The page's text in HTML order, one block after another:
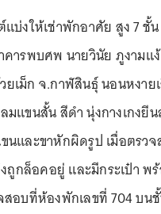
บ่งให้เช่าพักอาศัย สูง 7 ชั้
ารพบศพ นายวินัย ภูงามแ
ยเม็ก จ.กาฬสินธุ์ นอนหงา
แขนสั้น สีดำ นุ่งกางเกงยีน
และขาหักผิดรูป เมื่อตรว
ถูกล็อคอยู่ และมีกระเป๋า พ
อบที่ห้องพักเลขที่ 704 บน